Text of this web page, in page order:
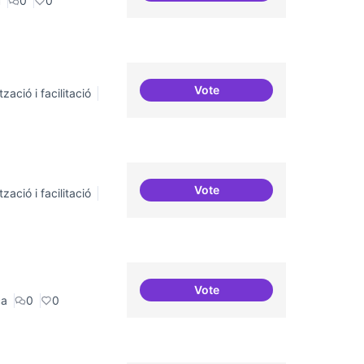
i facilitació
VoteILP Drets Digitals
i facilitació
VoteIncubadora d'ILPs
0 0
VoteErasmus Canòdrom